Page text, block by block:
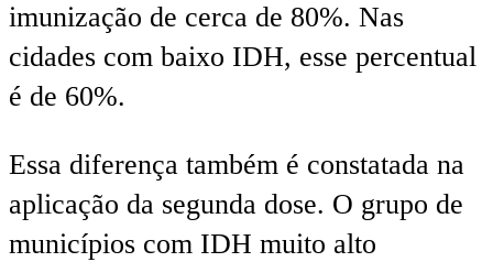
imunização de cerca de 80%. Nas
cidades com baixo IDH, esse percentual
é de 60%.
Essa diferença também é constatada na
aplicação da segunda dose. O grupo de
municípios com IDH muito alto